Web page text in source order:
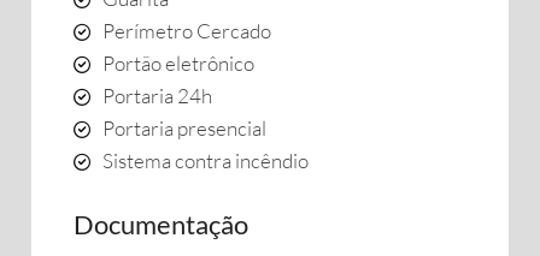
Perímetro Cercado
Portão eletrônico
Portaria 24h
Portaria presencial
Sistema contra incêndio
Documentação